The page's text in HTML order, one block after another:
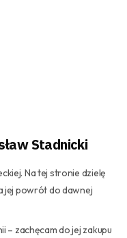
Stadnicki
Na tej stronie dzielę
jej powrót do dawnej
– zachęcam do jej zakupu